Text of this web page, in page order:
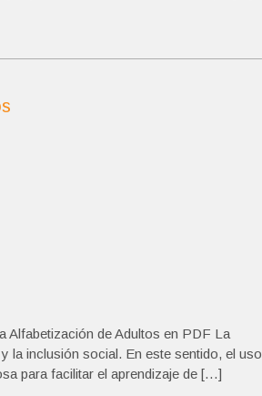
Alfabetización de Adultos en PDF La
la inclusión social. En este sentido, el uso
para facilitar el aprendizaje de […]